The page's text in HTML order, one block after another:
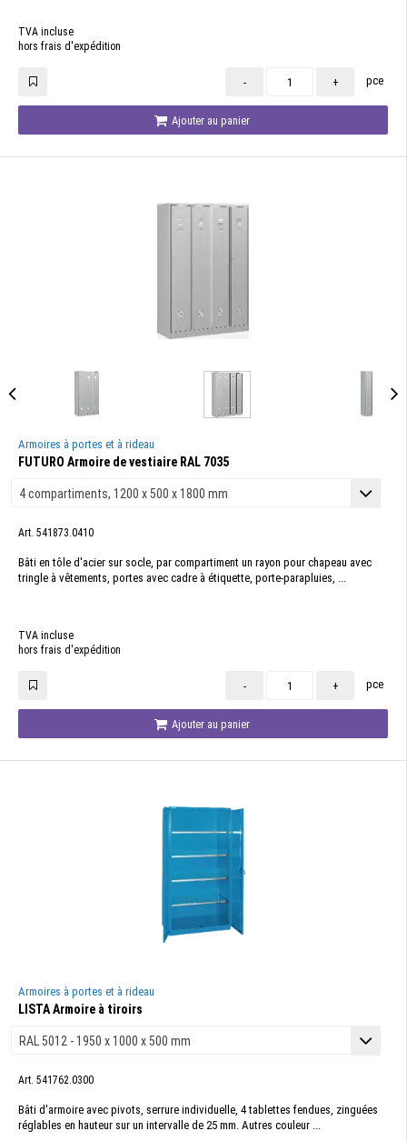
TVA incluse
hors frais d'expédition
- + pce
Ajouter au panier
Armoires à portes et à rideau
FUTURO Armoire de vestiaire RAL 7035
Art. 541873.0410
Bâti en tôle d'acier sur socle, par compartiment un rayon pour chapeau avec
tringle à vêtements, portes avec cadre à étiquette, porte-parapluies, ...
TVA incluse
hors frais d'expédition
- + pce
Ajouter au panier
Armoires à portes et à rideau
LISTA Armoire à tiroirs
Art. 541762.0300
Bâti d'armoire avec pivots, serrure individuelle, 4 tablettes fendues, zinguées
réglables en hauteur sur un intervalle de 25 mm. Autres couleur ...